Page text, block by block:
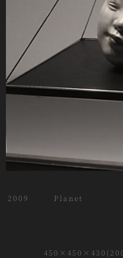
2009 Planet 石